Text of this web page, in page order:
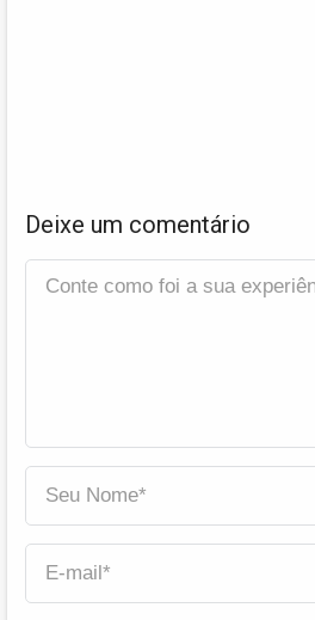
Deixe um comentário